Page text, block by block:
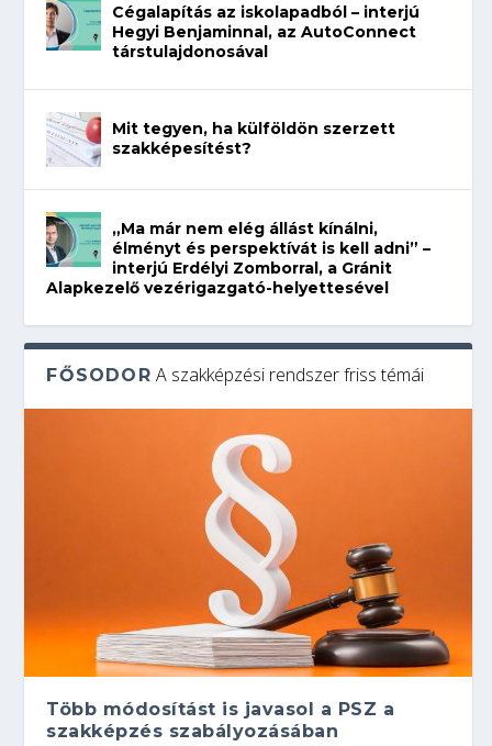
Cégalapítás az iskolapadból – interjú
Hegyi Benjaminnal, az AutoConnect
társtulajdonosával
Mit tegyen, ha külföldön szerzett
szakképesítést?
„Ma már nem elég állást kínálni,
élményt és perspektívát is kell adni” –
interjú Erdélyi Zomborral, a Gránit
Alapkezelő vezérigazgató-helyettesével
FŐSODOR A szakképzési rendszer friss témái
Több módosítást is javasol a PSZ a
szakképzés szabályozásában